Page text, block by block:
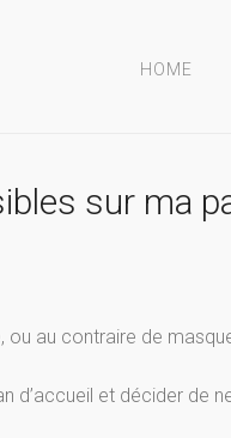
HOME
sur ma
au contraire de
d’accueil et décider de